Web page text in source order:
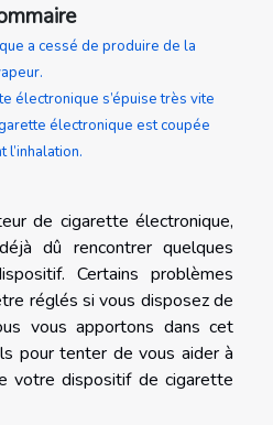
a cessé de produire de la
électronique s’épuise très vite
électronique est coupée
l’inhalation.
de cigarette électronique,
dû rencontrer quelques
Certains problèmes
réglés si vous disposez de
vous apportons dans cet
pour tenter de vous aider à
votre dispositif de cigarette